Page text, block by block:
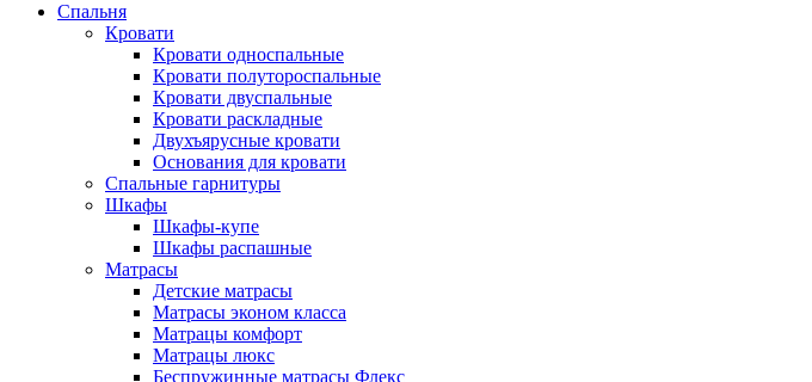
Спальня
Кровати
Кровати односпальные
Кровати полутороспальные
Кровати двуспальные
Кровати раскладные
Двухъярусные кровати
Основания для кровати
Спальные гарнитуры
Шкафы
Шкафы-купе
Шкафы распашные
Матрасы
Детские матрасы
Матрасы эконом класса
Матрацы комфорт
Матрацы люкс
Беспружинные матрасы Флекс